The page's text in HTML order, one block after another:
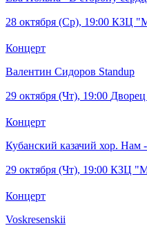
28 октября (Ср), 19:00 КЗЦ
Концерт
Валентин Сидоров Standup
29 октября (Чт), 19:00
Концерт
Кубанский казачий хор. Нам
29 октября (Чт), 19:00 КЗЦ
Концерт
Voskresenskii